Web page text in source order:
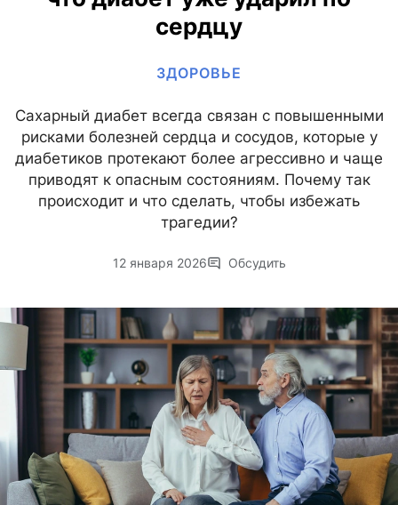
сердцу
ЗДОРОВЬЕ
Сахарный диабет всегда связан с повышенными
рисками болезней сердца и сосудов, которые у
диабетиков протекают более агрессивно и чаще
приводят к опасным состояниям. Почему так
происходит и что сделать, чтобы избежать
трагедии?
12 января 2026 Обсудить